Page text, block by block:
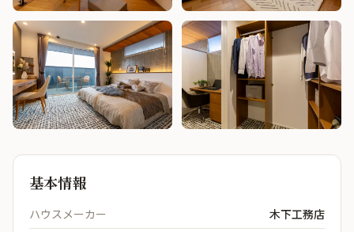
基本情報
ハウスメーカー 木下工務店